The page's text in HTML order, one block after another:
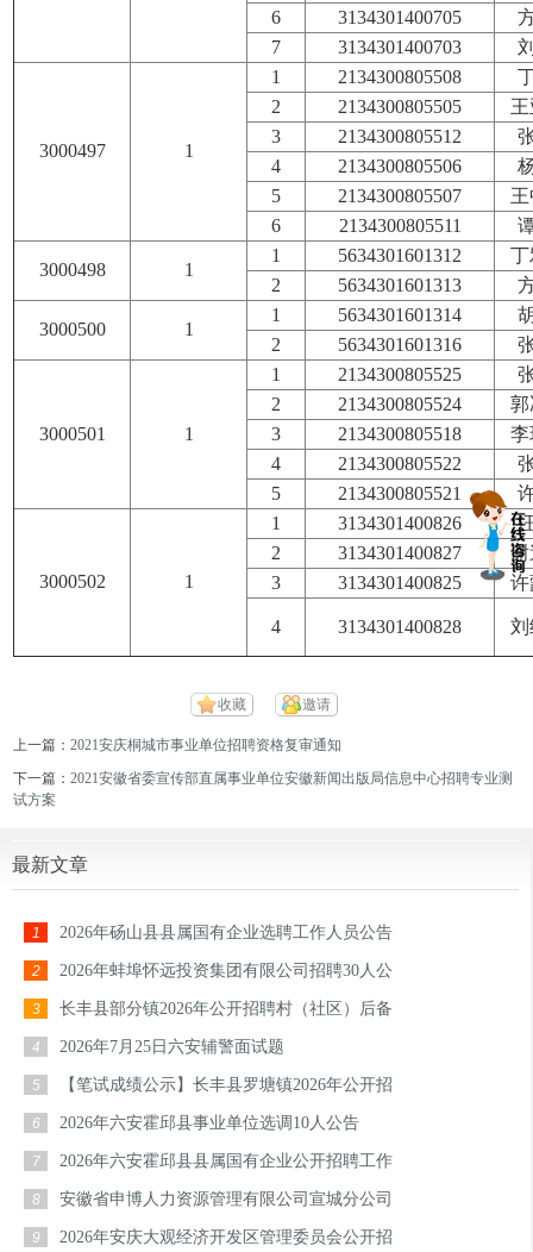
6
3134301400705
7
3134301400703
3000497 1
1 2134300805508
2
2134300805505
3
2134300805512
4
2134300805506
5
2134300805507
6
2134300805511
3000498 1
1 5634301601312
丁
2
5634301601313
3000500 1
1 5634301601314
2
5634301601316
3000501 1
1 2134300805525
2
2134300805524
郭
3
2134300805518
李
4
2134300805522
5
2134300805521
3000502 1
1 3134301400826
2
3134301400827
谢
3
3134301400825 许
4 3134301400828 刘
收藏 邀请
上一篇：2021安庆桐城市事业单位招聘资格复审通知
下一篇：2021安徽省委宣传部直属事业单位安徽新闻出版局信息中心招聘专业测
试方案
最新文章
1 2026年砀山县县属国有企业选聘工作人员公告
2 2026年蚌埠怀远投资集团有限公司招聘30人公
3 长丰县部分镇2026年公开招聘村（社区）后备
4 2026年7月25日六安辅警面试题
5 【笔试成绩公示】长丰县罗塘镇2026年公开招
6 2026年六安霍邱县事业单位选调10人公告
7 2026年六安霍邱县县属国有企业公开招聘工作
8 安徽省申博人力资源管理有限公司宣城分公司
9 2026年安庆大观经济开发区管理委员会公开招